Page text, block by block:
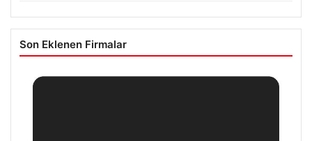
Son Eklenen Firmalar